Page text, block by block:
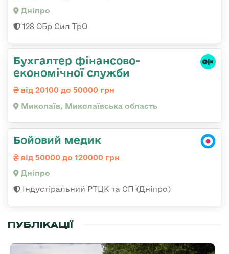
Дніпро
128 ОБр Сил ТрО
Бухгалтер фінансово-
економічної служби
від 20100 до 50000 грн
Миколаїв, Миколаївська область
Бойовий медик
від 50000 до 120000 грн
Дніпро
Індустіральний РТЦК та СП (Дніпро)
ПУБЛІКАЦІЇ